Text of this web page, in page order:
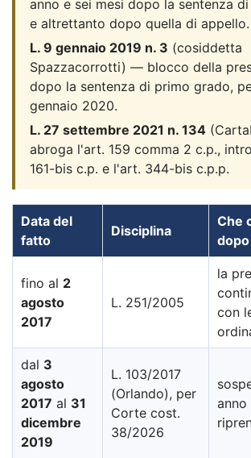
anno e sei mesi dopo la sentenza
e altrettanto dopo quella di appello.
L. 9 gennaio 2019 n. 3 (cosiddetta
Spazzacorrotti) — blocco della
dopo la sentenza di primo grado,
gennaio 2020.
L. 27 settembre 2021 n. 134
abroga l'art. 159 comma 2 c.p.,
161-bis c.p. e l'art. 344-bis c.p.p.
Data del
fatto
Disciplina
Che
fino al 2
agosto
2017
L. 251/2005
la
con
dal 3
agosto
2017 al 31
dicembre
2019
L. 103/2017
(Orlando), per
Corte cost.
38/2026
anno